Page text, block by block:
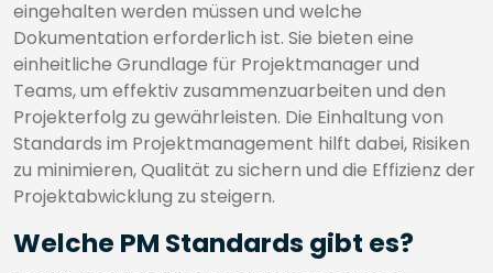
eingehalten werden müssen und welche
Dokumentation erforderlich ist. Sie bieten eine
einheitliche Grundlage für Projektmanager und
Teams, um effektiv zusammenzuarbeiten und den
Projekterfolg zu gewährleisten. Die Einhaltung von
Standards im Projektmanagement hilft dabei, Risiken
zu minimieren, Qualität zu sichern und die Effizienz der
Projektabwicklung zu steigern.
Welche PM Standards gibt es?